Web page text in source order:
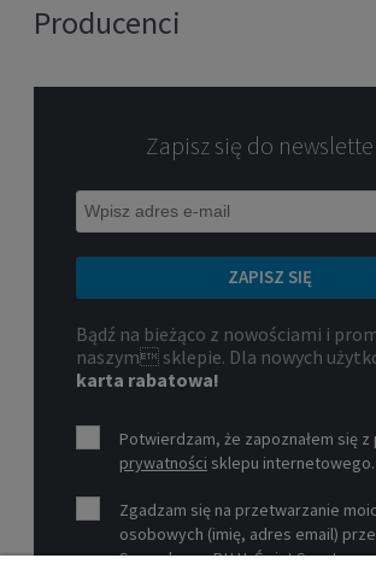
Rolki freeride Rollerblade
LIGHTNING 80 W white aqua
DO KOSZYKA
Producenci
Zapisz się do
ZAPISZ SIĘ
Bądź na bieżąco z nowościami i
naszym sklepie. Dla nowych
karta rabatowa!
Potwierdzam, że zapoznałem się z
prywatności sklepu internetowego.
Zgadzam się na przetwarzanie
osobowych (imię, adres email)
Sprzedawcę P.H.U. Świat Sportu s.c.